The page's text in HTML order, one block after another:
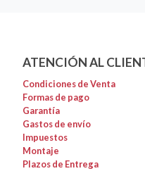
ATENCIÓN AL
Condiciones de Venta
Formas de pago
Garantía
Gastos de envío
Impuestos
Montaje
Plazos de Entrega